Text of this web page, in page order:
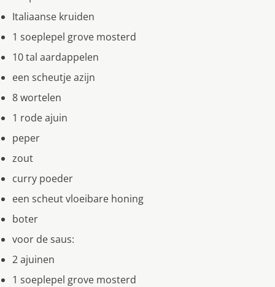
Italiaanse kruiden
1 soeplepel grove mosterd
10 tal aardappelen
een scheutje azijn
8 wortelen
1 rode ajuin
peper
zout
curry poeder
een scheut vloeibare honing
boter
voor de saus:
2 ajuinen
1 soeplepel grove mosterd